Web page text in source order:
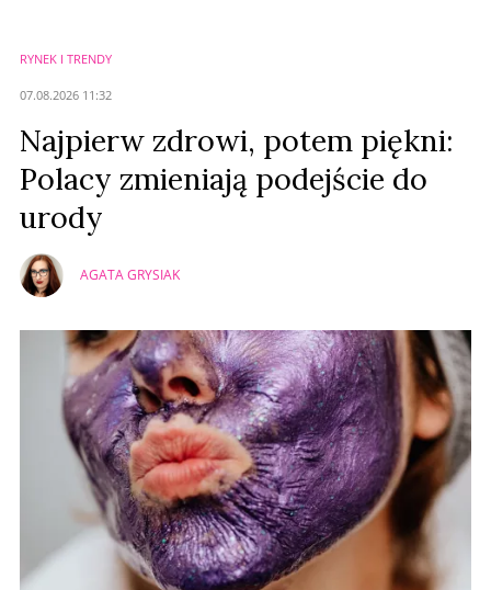
RYNEK I TRENDY
07.08.2026 11:32
Najpierw zdrowi, potem piękni:
Polacy zmieniają podejście do
urody
AGATA GRYSIAK